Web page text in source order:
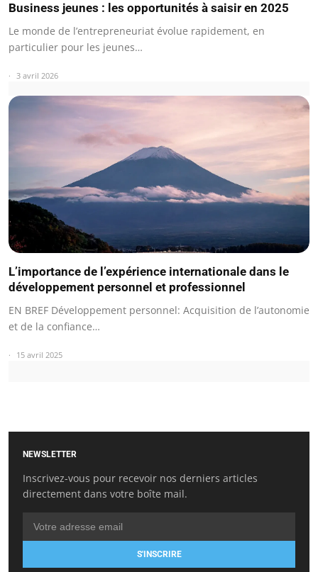
Business jeunes : les opportunités à saisir en 2025
Le monde de l’entrepreneuriat évolue rapidement, en
particulier pour les jeunes…
3 avril 2026
L’importance de l’expérience internationale dans le
développement personnel et professionnel
EN BREF Développement personnel: Acquisition de l’autonomie
et de la confiance…
15 avril 2025
NEWSLETTER
Inscrivez-vous pour recevoir nos derniers articles
directement dans votre boîte mail.
S'INSCRIRE